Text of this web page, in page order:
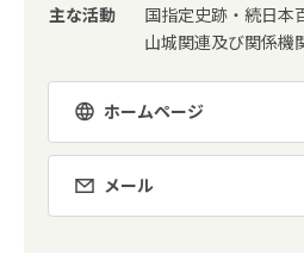
主な活動
国指定史跡・続日本
山城関連及び関係機
ホームページ
メール